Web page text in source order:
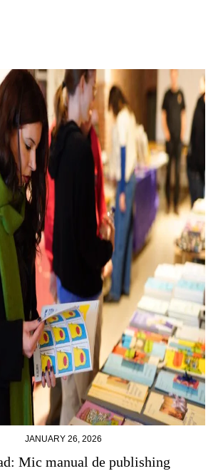
JANUARY 26, 2026
Mic manual de publishing